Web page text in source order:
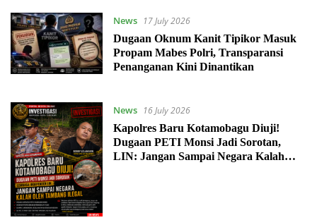
News
17 July 2026
Dugaan Oknum Kanit Tipikor Masuk
Propam Mabes Polri, Transparansi
Penanganan Kini Dinantikan
News
16 July 2026
Kapolres Baru Kotamobagu Diuji!
Dugaan PETI Monsi Jadi Sorotan,
LIN: Jangan Sampai Negara Kalah